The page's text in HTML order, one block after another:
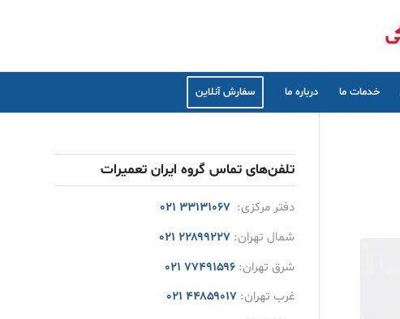
خدمات ما درباره ما سفارش آنلاین
تلفن‌های تماس گروه ایران تعمیرات
دفتر مرکزی:۳۳۱۳۱۰۶۷ ۰۲۱
شمال تهران:۲۲۸۹۹۲۲۷ ۰۲۱
شرق تهران:۷۷۴۹۱۵۹۶ ۰۲۱
غرب تهران:۴۴۸۵۹۰۱۷ ۰۲۱